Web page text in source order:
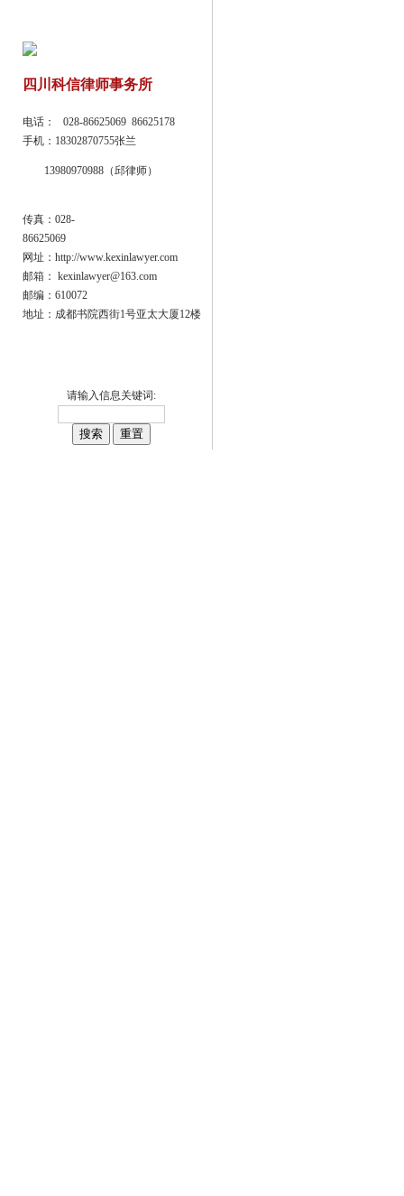
四川科信律师事务所
电话： 028-86625069 86625178
手机：18302870755张兰
13980970988（邱律师）
传真：028-
86625069
网址：http://www.kexinlawyer.com
邮箱： kexinlawyer@163.com
邮编：610072
地址：成都书院西街1号亚太大厦12楼
请输入信息关键词: